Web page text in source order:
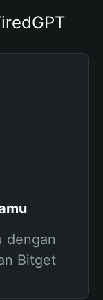
dengan
Bitget